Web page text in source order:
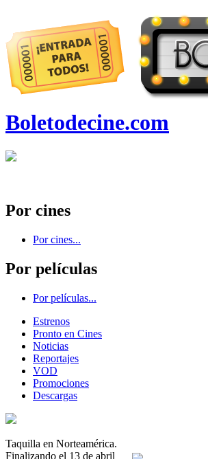
Boletodecine.com
Por cines
Por cines...
Por películas
Por películas...
Estrenos
Pronto en Cines
Noticias
Reportajes
VOD
Promociones
Descargas
Taquilla en Norteamérica.
Finalizando el 13 de abril